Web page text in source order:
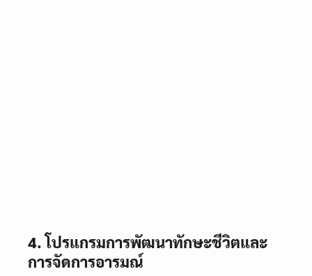
4. โปรแกรมการพัฒนาทักษะชีวิตและ
การจัดการอารมณ์